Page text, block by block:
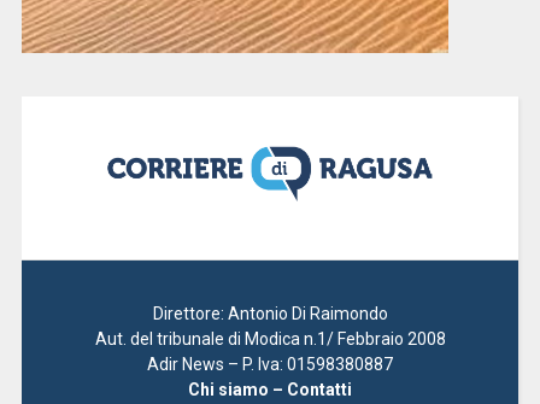
Direttore: Antonio Di Raimondo
Aut. del tribunale di Modica n.1/ Febbraio 2008
Adir News – P. Iva: 01598380887
Chi siamo – Contatti